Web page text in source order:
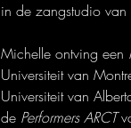
in de zangstudio van
Michelle ontving een
Universiteit van
Universiteit van
de Performers ARCT